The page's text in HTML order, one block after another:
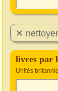
livres par
Unités